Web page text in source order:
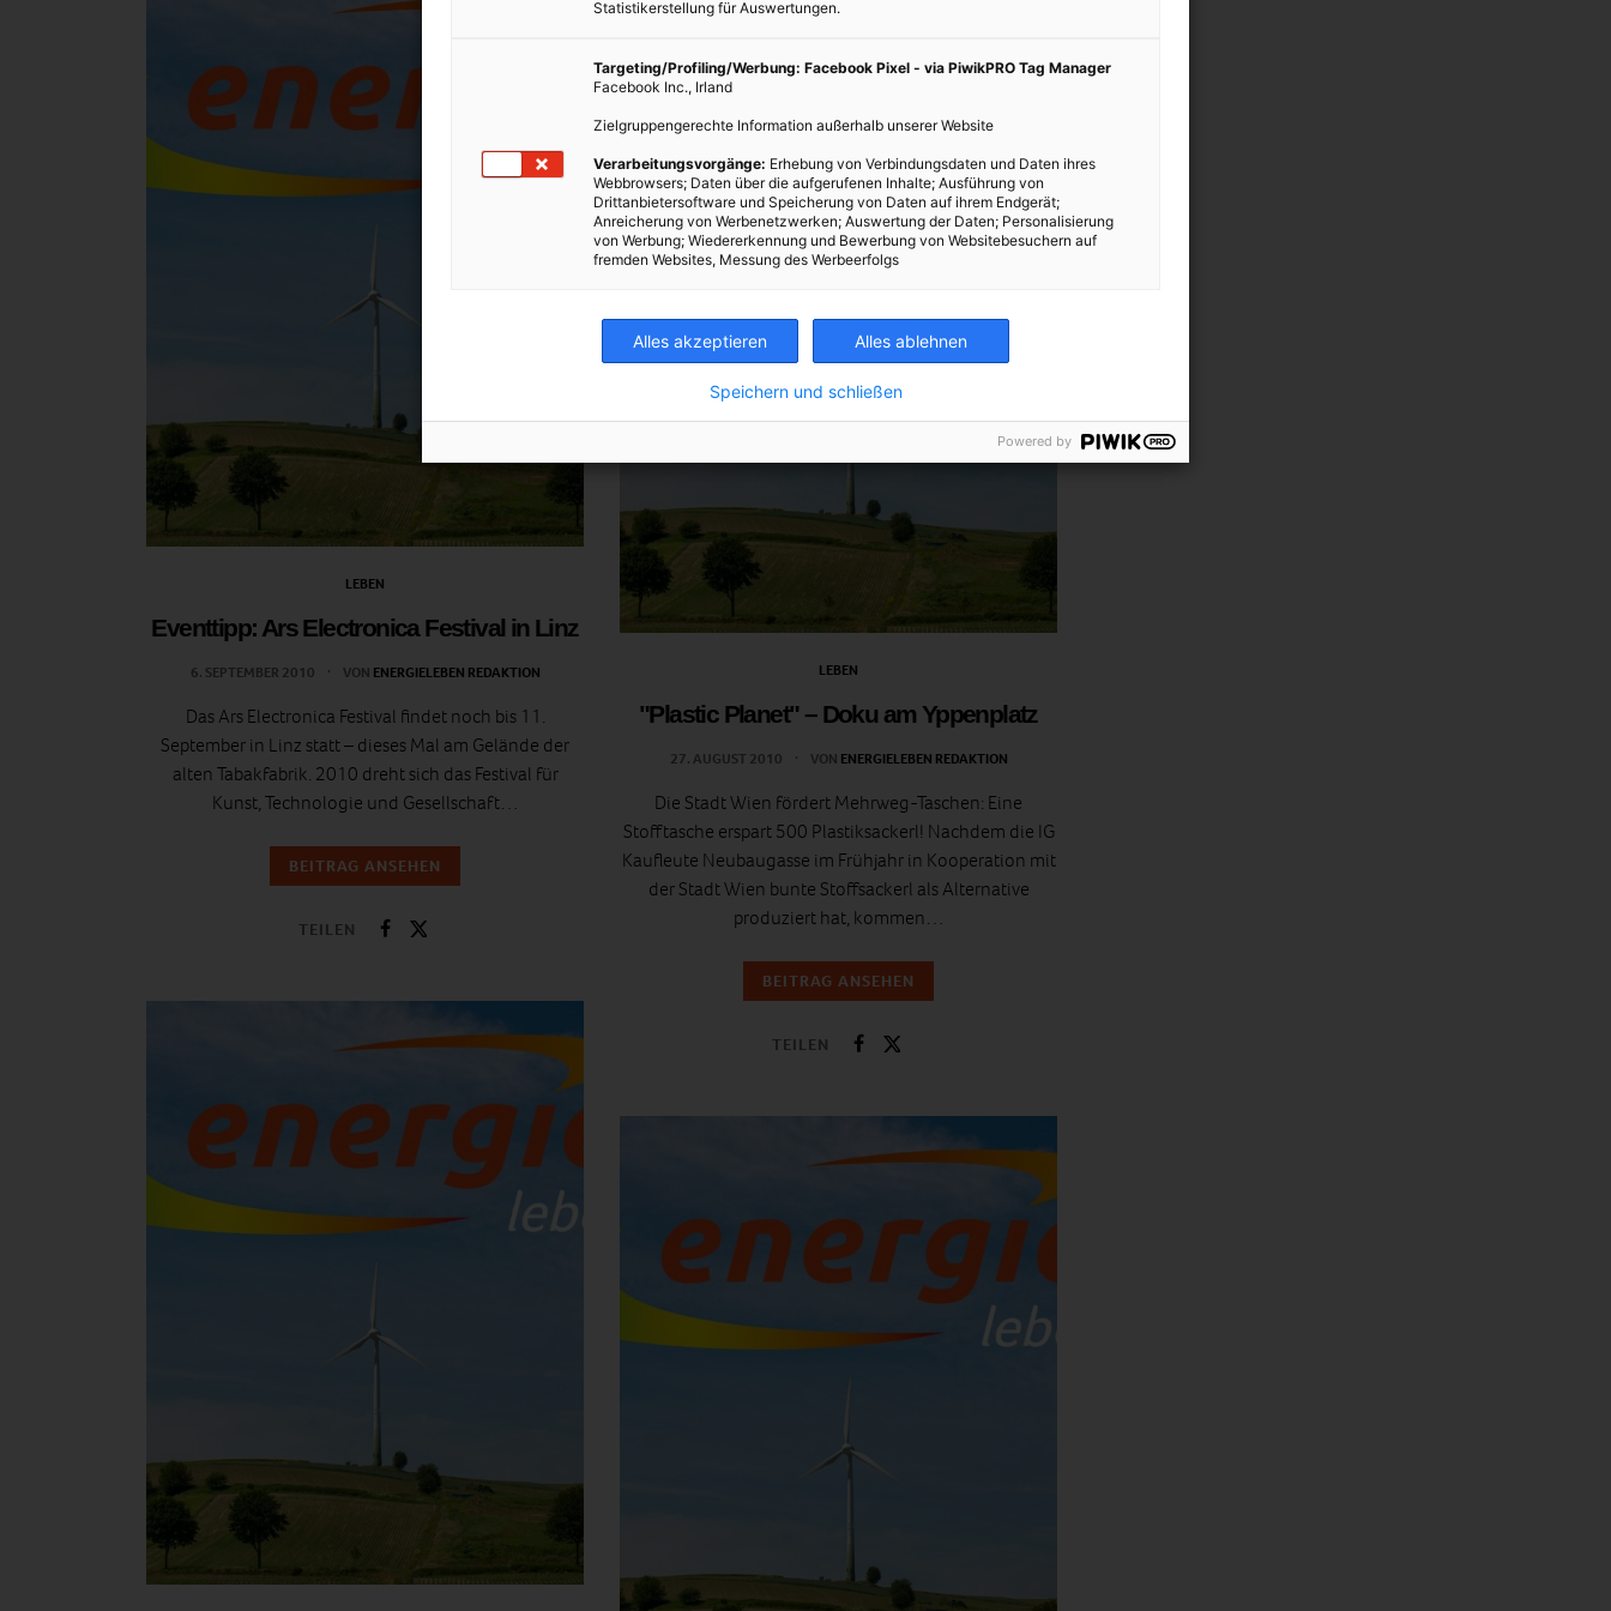
LEBEN
Eventtipp: Ars Electronica Festival in Linz
6. SEPTEMBER 2010 VON ENERGIELEBEN REDAKTION
Das Ars Electronica Festival findet noch bis 11.
September in Linz statt – dieses Mal am Gelände der
alten Tabakfabrik. 2010 dreht sich das Festival für
Kunst, Technologie und Gesellschaft…
BEITRAG ANSEHEN
TEILEN
LEBEN
"Plastic Planet" – Doku am Yppenplatz
27. AUGUST 2010 VON ENERGIELEBEN REDAKTION
Die Stadt Wien fördert Mehrweg-Taschen: Eine
Stofftasche erspart 500 Plastiksackerl! Nachdem die IG
Kaufleute Neubaugasse im Frühjahr in Kooperation mit
der Stadt Wien bunte Stoffsackerl als Alternative
produziert hat, kommen…
BEITRAG ANSEHEN
TEILEN
Statistikerstellung für Auswertungen.
Targeting/Profiling/Werbung: Facebook Pixel - via PiwikPRO Tag Manager
Facebook Inc., Irland
Zielgruppengerechte Information außerhalb unserer Website
Verarbeitungsvorgänge: Erhebung von Verbindungsdaten und Daten ihres
Webbrowsers; Daten über die aufgerufenen Inhalte; Ausführung von
Drittanbietersoftware und Speicherung von Daten auf ihrem Endgerät;
Anreicherung von Werbenetzwerken; Auswertung der Daten; Personalisierung
von Werbung; Wiedererkennung und Bewerbung von Websitebesuchern auf
fremden Websites, Messung des Werbeerfolgs
Alles akzeptieren Alles ablehnen
Speichern und schließen
Powered by